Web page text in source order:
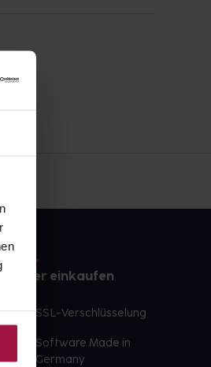
Sicher einkaufen
SSL-Verschlüsselung
Software Made in
Germany